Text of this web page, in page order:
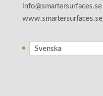
info@smartersurfaces.se
www.smartersurfaces.se
Svenska